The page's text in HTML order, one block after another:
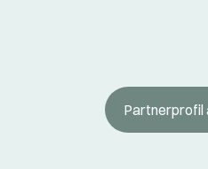
Partnerprofil